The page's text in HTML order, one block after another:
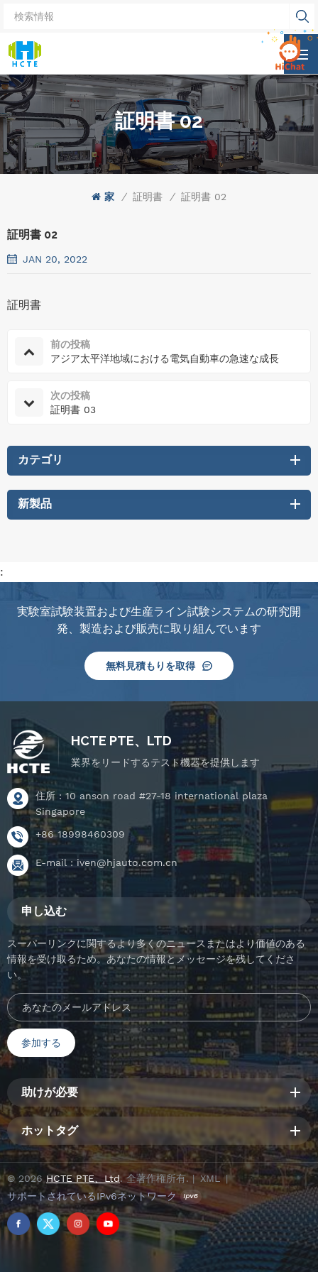
証明書 02
家 / 証明書 / 証明書 02
証明書 02
JAN 20, 2022
証明書
前の投稿
アジア太平洋地域における電気自動車の急速な成長
次の投稿
証明書 03
カテゴリ
新製品
:
実験室試験装置および生産ライン試験システムの研究開
発、製造および販売に取り組んでいます
無料見積もりを取得
HCTE PTE、LTD
業界をリードするテスト機器を提供します
住所 : 10 anson road #27-18 international plaza
Singapore
+86 18998460309
E-mail :iven@hjauto.com.cn
申し込む
スーパーリンクに関するより多くのニュースまたはより価値のある
情報を受け取るため。あなたの情報とメッセージを残してくださ
い。
助けが必要
ホットタグ
© 2026 HCTE PTE、Ltd. 全著作権所有. | XML|
サポートされているIPv6ネットワーク